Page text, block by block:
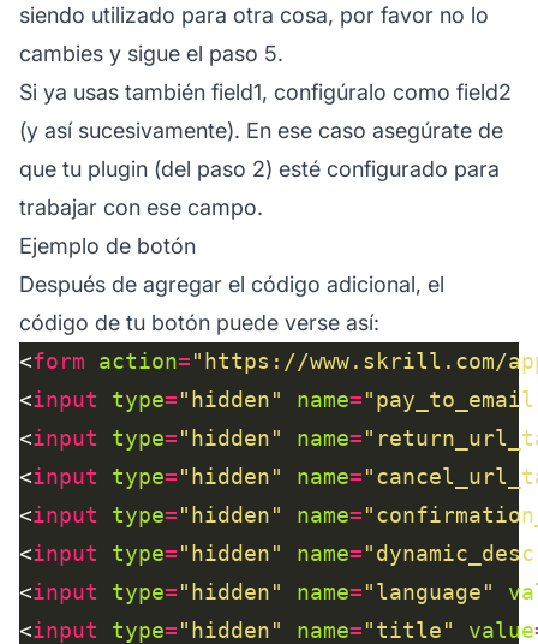
siendo utilizado para otra cosa, por favor no lo
cambies y sigue el paso 5.
Si ya usas también field1, configúralo como field2
(y así sucesivamente). En ese caso asegúrate de
que tu plugin (del paso 2) esté configurado para
trabajar con ese campo.
Ejemplo de botón
Después de agregar el código adicional, el
código de tu botón puede verse así:
<form action="https://www.skrill.com/
<input type="hidden" name=
<input type="hidden" name=
<input type="hidden" name=
<input type="hidden" name=
<input type="hidden" name=
<input type="hidden" name="language"
<input type="hidden" name="title" value